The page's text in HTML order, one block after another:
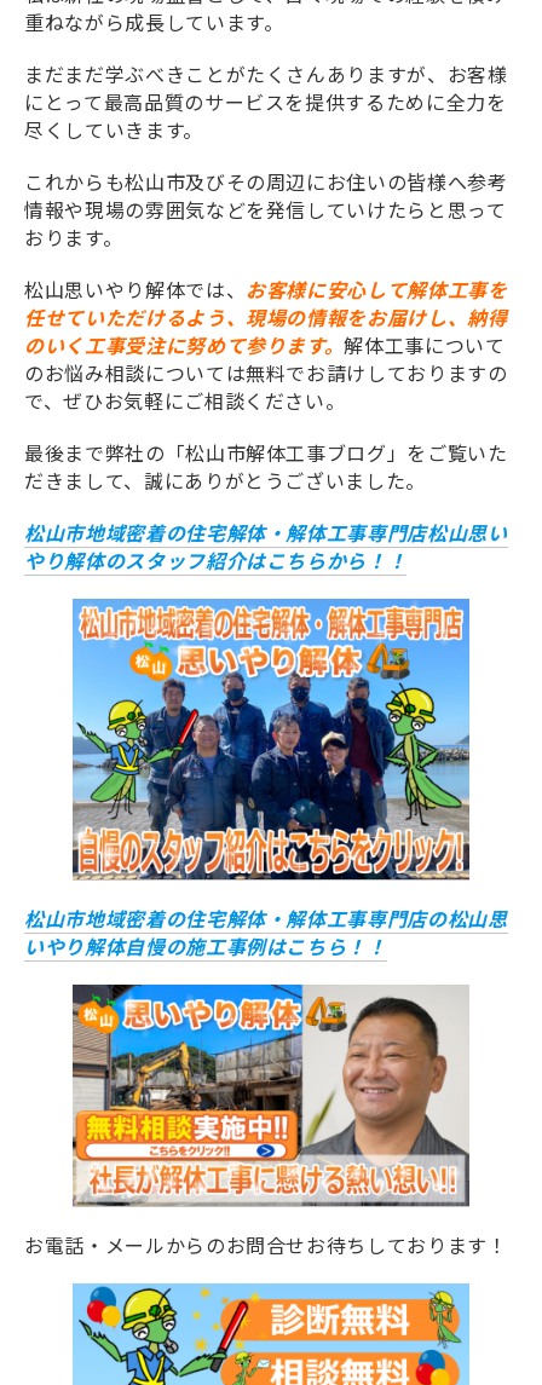
重ねながら成長しています。
まだまだ学ぶべきことがたくさんありますが、お客様
にとって最高品質のサービスを提供するために全力を
尽くしていきます。
これからも松山市及びその周辺にお住いの皆様へ参考
情報や現場の雰囲気などを発信していけたらと思って
おります。
松山思いやり解体では、 お客様に安心して解体工事を
任せていただけるよう、現場の情報をお届けし、納得
のいく工事受注に努めて参ります。解体工事について
のお悩み相談については無料でお請けしておりますの
で、ぜひお気軽にご相談ください。
最後まで弊社の「松山市解体工事ブログ」をご覧いた
だきまして、誠にありがとうございました。
松山市地域密着の住宅解体・解体工事専門店松山思い
やり解体のスタッフ紹介はこちらから！！
松山市地域密着の住宅解体・解体工事専門店の松山思
いやり解体自慢の施工事例はこちら！！
お電話・メールからのお問合せお待ちしております！